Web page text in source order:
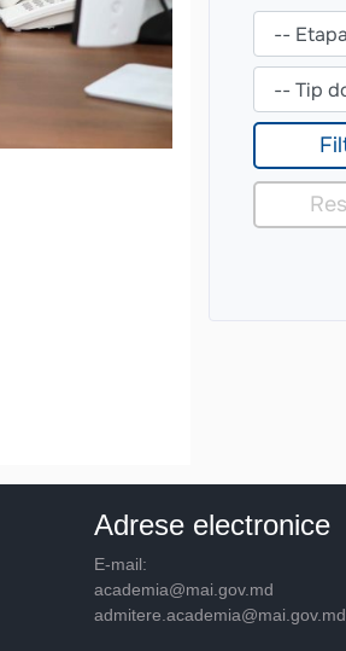
Adrese electronice
E-mail:
academia@mai.gov.md
admitere.academia@mai.gov.md